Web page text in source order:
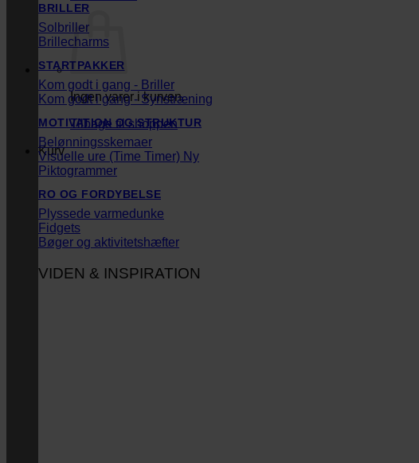
Ingen varer i kurven.
Tilbage til shoppen
Kurv
BRILLER
Solbriller
Brillecharms
STARTPAKKER
Kom godt i gang - Briller
Kom godt i gang - Synstræning
MOTIVATION OG STRUKTUR
Belønningsskemaer
Visuelle ure (Time Timer)
Piktogrammer
RO OG FORDYBELSE
Plyssede varmedunke
Fidgets
Bøger og aktivitetshæfter
VIDEN & INSPIRATION